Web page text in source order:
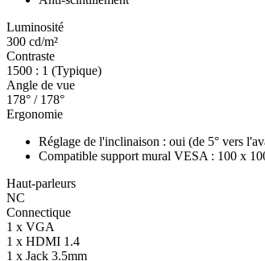
Luminosité
300 cd/m²
Contraste
1500 : 1 (Typique)
Angle de vue
178° / 178°
Ergonomie
Réglage de l'inclinaison : oui (de 5° vers
Compatible support mural VESA : 100 x
Haut-parleurs
NC
Connectique
1 x VGA
1 x HDMI 1.4
1 x Jack 3.5mm